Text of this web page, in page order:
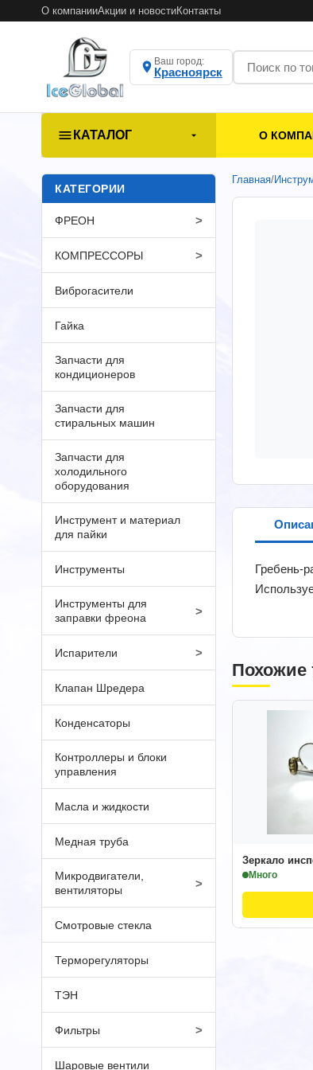
О компанииАкции и новостиКонтакты
Ваш город:
Красноярск
КАТАЛОГ О
КАТЕГОРИИ
ФРЕОН >
КОМПРЕССОРЫ >
Виброгасители
Гайка
Запчасти для
кондиционеров
Запчасти для
стиральных машин
Запчасти для
холодильного
оборудования
Инструмент и материал
для пайки
Инструменты
Инструменты для
заправки фреона
>
Испарители >
Клапан Шредера
Конденсаторы
Контроллеры и блоки
управления
Масла и жидкости
Медная труба
Микродвигатели,
вентиляторы
>
Смотровые стекла
Терморегуляторы
ТЭН
Фильтры >
Шаровые вентили
Главная/
Гребень-
Похожие
Зеркало
Много